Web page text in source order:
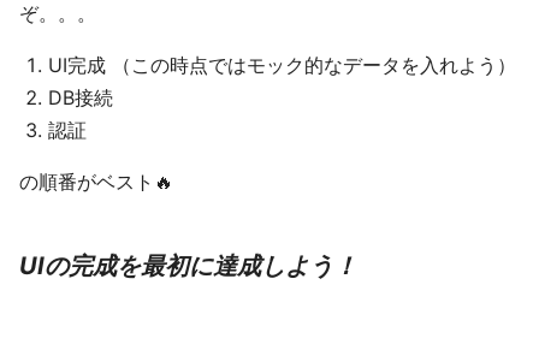
ぞ。。。
UI完成 （この時点ではモック的なデータを入れよう）
DB接続
認証
の順番がベスト🔥
UIの完成を最初に達成しよう！